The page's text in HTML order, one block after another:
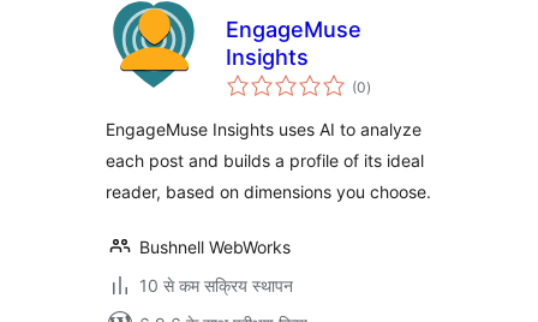
EngageMuse
Insights
(0कुल
दर)
EngageMuse Insights uses AI to analyze
each post and builds a profile of its ideal
reader, based on dimensions you choose.
Bushnell WebWorks
10 से कम सक्रिय स्थापन